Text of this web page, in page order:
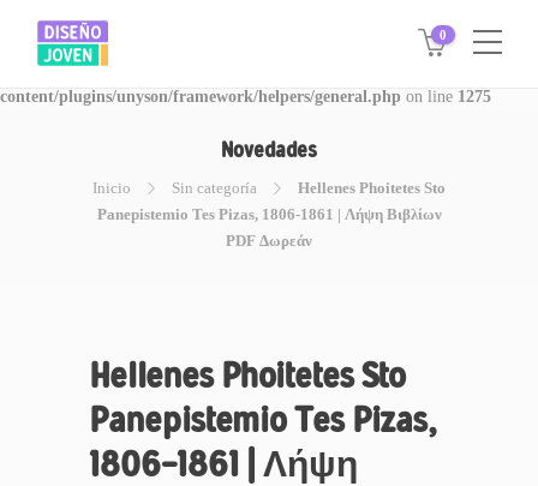
Warning: Invalid argument supplied for foreach() in
/www/disegnojoven.com.ar/htdocs/wp-
content/plugins/unyson/framework/helpers/general.php on line 1275
0
Novedades
Inicio Sin categoría
Hellenes Phoitetes Sto
Panepistemio Tes Pizas, 1806-1861 | Λήψη Βιβλίων
PDF Δωρεάν
Hellenes Phoitetes Sto
Panepistemio Tes Pizas,
1806-1861 | Λήψη